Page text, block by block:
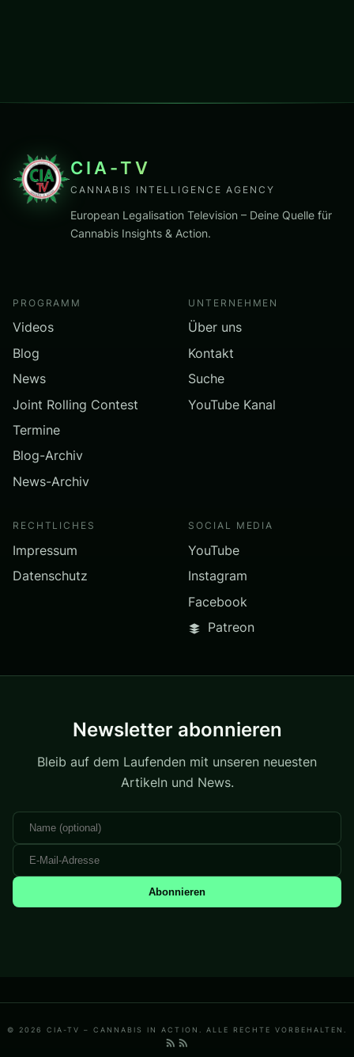
CIA-TV
CANNABIS INTELLIGENCE AGENCY
European Legalisation Television – Deine Quelle für
Cannabis Insights & Action.
PROGRAMM
Videos
Blog
News
Joint Rolling Contest
Termine
Blog-Archiv
News-Archiv
UNTERNEHMEN
Über uns
Kontakt
Suche
YouTube Kanal
RECHTLICHES
Impressum
Datenschutz
SOCIAL MEDIA
YouTube
Instagram
Facebook
Patreon
Newsletter abonnieren
Bleib auf dem Laufenden mit unseren neuesten
Artikeln und News.
Abonnieren
© 2026 CIA-TV – CANNABIS IN ACTION. ALLE RECHTE VORBEHALTEN.